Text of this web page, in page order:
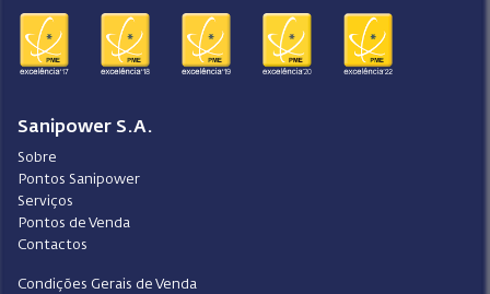
Sanipower S.A.
Sobre
Pontos Sanipower
Serviços
Pontos de Venda
Contactos
Condições Gerais de Venda